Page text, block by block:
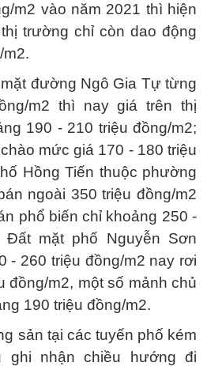
m2 vào năm 2021 thì hiện
trường chỉ còn dao động
m2.
đường Ngô Gia Tự từng
m2 thì nay giá trên thị
190 - 210 triệu đồng/m2;
mức giá 170 - 180 triệu
Hồng Tiến thuộc phường
ngoài 350 triệu đồng/m2
phổ biến chỉ khoảng 250 -
Đất mặt phố Nguyễn Sơn
- 260 triệu đồng/m2 nay rơi
đồng/m2, một số mảnh chủ
190 triệu đồng/m2.
sản tại các tuyến phố kém
ghi nhận chiều hướng đi